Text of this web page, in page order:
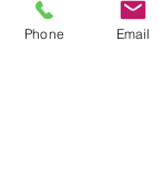
Phone Email